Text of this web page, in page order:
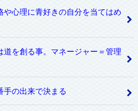
や心理に青好きの自分を当てはめ
道を創る事。マネージャー＝管理
手の出来で決まる